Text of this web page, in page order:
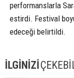
performanslarla
estirdi. Festival
edeceği belirtildi.
İLGİNİZİ